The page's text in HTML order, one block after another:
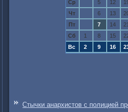
Ср
5 12
Чт
6 13
Пт
7 14
Сб
1 8 15
Вс
2 9 16
Стычки анархистов с полицией